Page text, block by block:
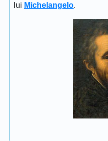
lui Michelangelo.